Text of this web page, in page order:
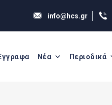
info@hcs.gr
Νέα Περιοδικά